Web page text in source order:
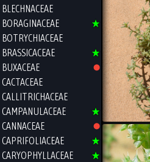
BLECHNACEAE
BORAGINACEAE
BOTRYCHIACEAE
BRASSICACEAE
BUXACEAE
CACTACEAE
CALLITRICHACEAE
CAMPANULACEAE
CANNACEAE
CAPRIFOLIACEAE
CARYOPHYLLACEAE